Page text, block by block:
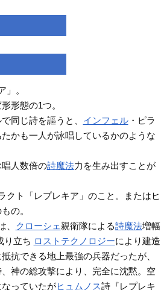
」。
形態の1つ。
同じ詩を謳うと、 インフェル・ピラ
かも一人が詠唱しているかのような
人数倍の詩魔法力を生み出すことが
クト「レプレキア」のこと。またはヒ
の。
、
クローシェ 親衛隊による詩魔法増幅
り立ち ロストテクノロジーにより建造
抗できる地上最強の兵器だったが、
神の総攻撃により、完全に沈黙。空
っていたがヒュムノス詩『レプレキ